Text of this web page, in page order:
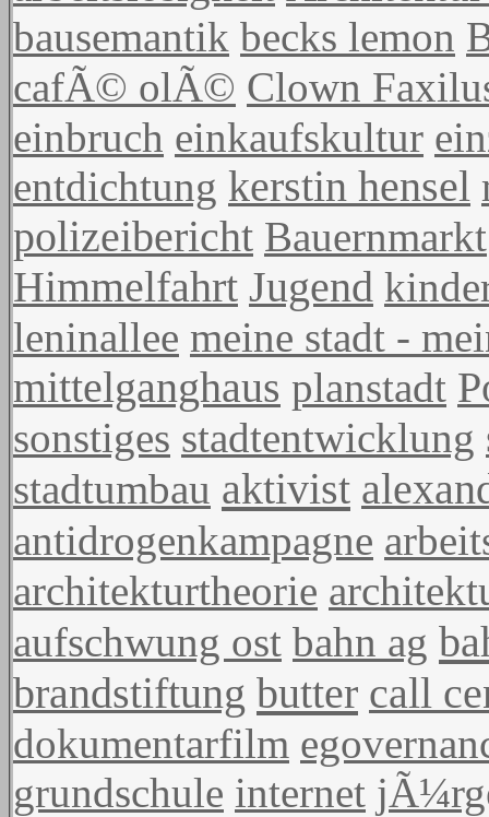
bausemantik becks lemon
cafÃ© olÃ© Clown
einbruch einkaufskultur
entdichtung kerstin hensel
polizeibericht Bauernmarkt
Himmelfahrt Jugend
leninallee meine stadt -
mittelganghaus planstadt
sonstiges stadtentwicklung
stadtumbau aktivist
antidrogenkampagne
architekturtheorie
aufschwung ost bahn ag
brandstiftung butter call
dokumentarfilm
grundschule internet